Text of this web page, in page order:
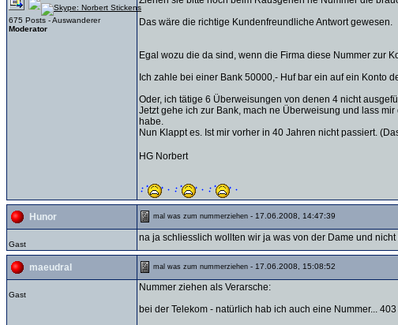
675 Posts - Auswanderer
Moderator
Das wäre die richtige Kundenfreundliche Antwort gewesen.
Egal wozu die da sind, wenn die Firma diese Nummer zur
Ich zahle bei einer Bank 50000,- Huf bar ein auf ein Konto
Oder, ich tätige 6 Überweisungen von denen 4 nicht
Jetzt gehe ich zur Bank, mach ne Überweisung und lass
habe.
Nun Klappt es. Ist mir vorher in 40 Jahren nicht passiert.
HG Norbert
Hunor mal was zum nummerziehen - 17.06.2008, 14:47:39
Gast
na ja schliesslich wollten wir ja was von der Dame und
maeudral mal was zum nummerziehen - 17.06.2008, 15:08:52
Gast
Nummer ziehen als Verarsche:
bei der Telekom - natürlich hab ich auch eine Nummer... 403